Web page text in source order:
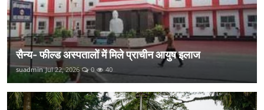
सैन्य- फील्ड अस्पतालों में मिले प्राचीन आयुष इलाज
suadmin Jul 22, 2026 0 40